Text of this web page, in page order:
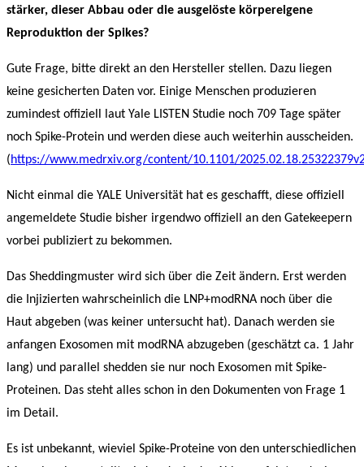
stärker, dieser Abbau oder die ausgelöste körpereigene
Reproduktion der Spikes?
Gute Frage, bitte direkt an den Hersteller stellen. Dazu liegen
keine gesicherten Daten vor. Einige Menschen produzieren
zumindest offiziell laut Yale LISTEN Studie noch 709 Tage später
noch Spike-Protein und werden diese auch weiterhin ausscheiden.
(https://www.medrxiv.org/content/10.1101/
Nicht einmal die YALE Universität hat es geschafft, diese offiziell
angemeldete Studie bisher irgendwo offiziell an den Gatekeepern
vorbei publiziert zu bekommen.
Das Sheddingmuster wird sich über die Zeit ändern. Erst werden
die Injizierten wahrscheinlich die LNP+modRNA noch über die
Haut abgeben (was keiner untersucht hat). Danach werden sie
anfangen Exosomen mit modRNA abzugeben (geschätzt ca. 1 Jahr
lang) und parallel shedden sie nur noch Exosomen mit Spike-
Proteinen. Das steht alles schon in den Dokumenten von Frage 1
im Detail.
Es ist unbekannt, wieviel Spike-Proteine von den unterschiedlichen